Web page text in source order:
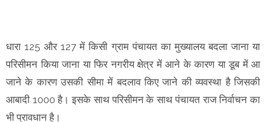
धारा 125 और 127 में किसी ग्राम पंचायत का मुख्यालय बदला जाना या
परिसीमन किया जाना या फिर नगरीय क्षेत्र में आने के कारण या डूब में आ
जाने के कारण उसकी सीमा में बदलाव किए जाने की व्यवस्था है जिसकी
आबादी 1000 है। इसके साथ परिसीमन के साथ पंचायत राज निर्वाचन का
भी प्रावधान है।